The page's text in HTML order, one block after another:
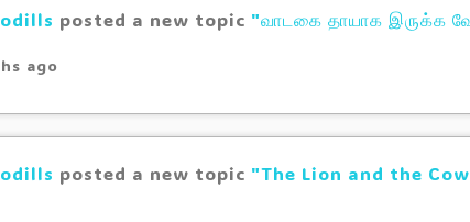
posted a new topic "வாடகை தாயாக இருக்க
ago
posted a new topic "The Lion and the